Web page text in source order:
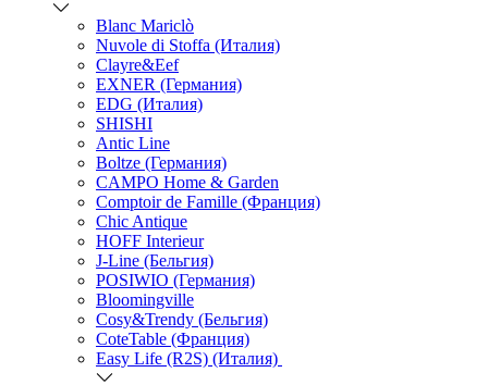
Blanc Mariclò
Nuvole di Stoffa (Италия)
Clayre&Eef
EXNER (Германия)
EDG (Италия)
SHISHI
Antic Line
Boltze (Германия)
CAMPO Home & Garden
Comptoir de Famille (Франция)
Chic Antique
HOFF Interieur
J-Line (Бельгия)
POSIWIO (Германия)
Bloomingville
Cosy&Trendy (Бельгия)
CoteTable (Франция)
Easy Life (R2S) (Италия)